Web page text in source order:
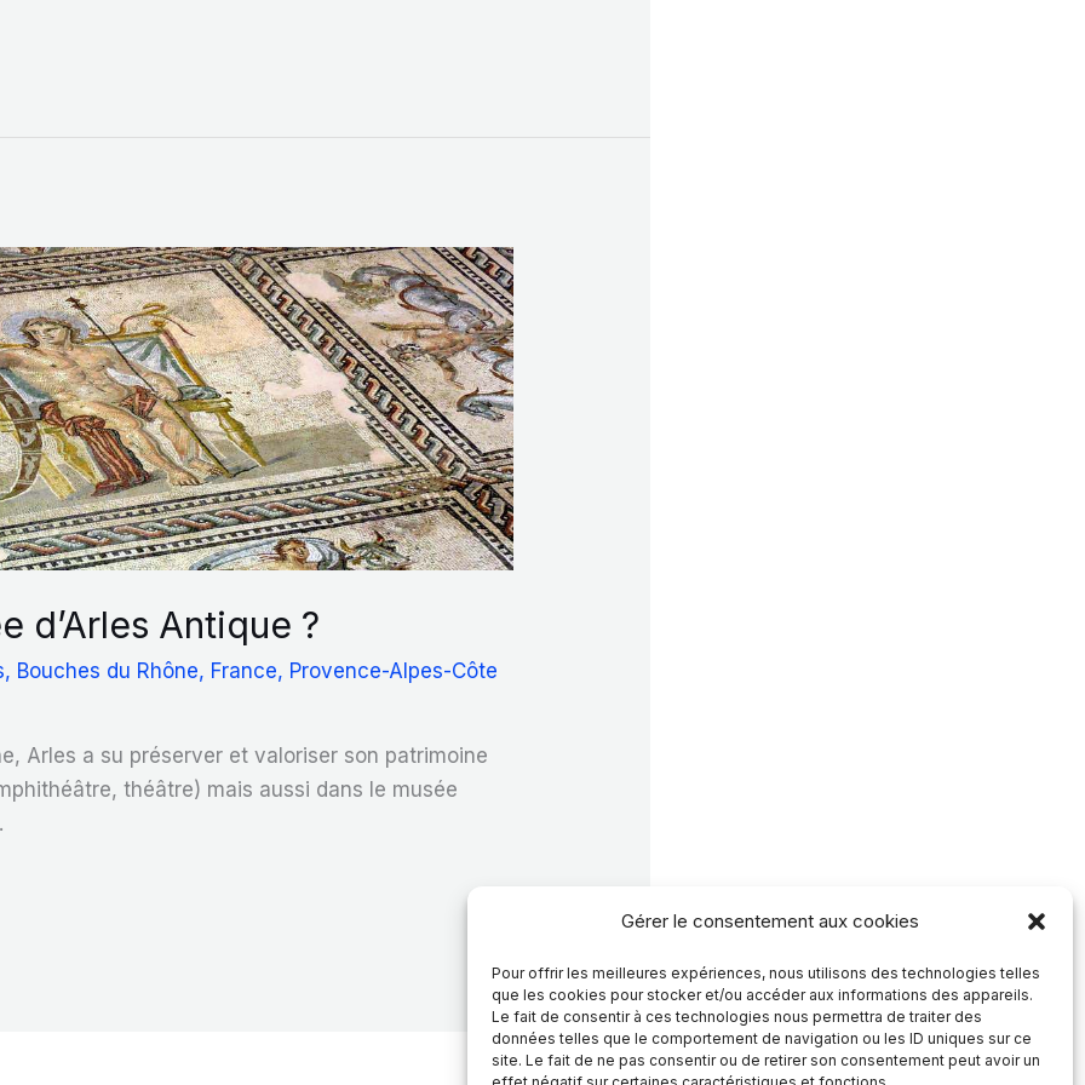
Gérer le consentement aux cookies
Pour offrir les meilleures expériences, nous utilisons des technologies telles
que les cookies pour stocker et/ou accéder aux informations des appareils.
Le fait de consentir à ces technologies nous permettra de traiter des
données telles que le comportement de navigation ou les ID uniques sur ce
site. Le fait de ne pas consentir ou de retirer son consentement peut avoir un
d’Arles Antique ?
, Bouches du Rhône, France, Provence-Alpes-Côte
Arles a su préserver et valoriser son patrimoine
théâtre) mais aussi dans le musée